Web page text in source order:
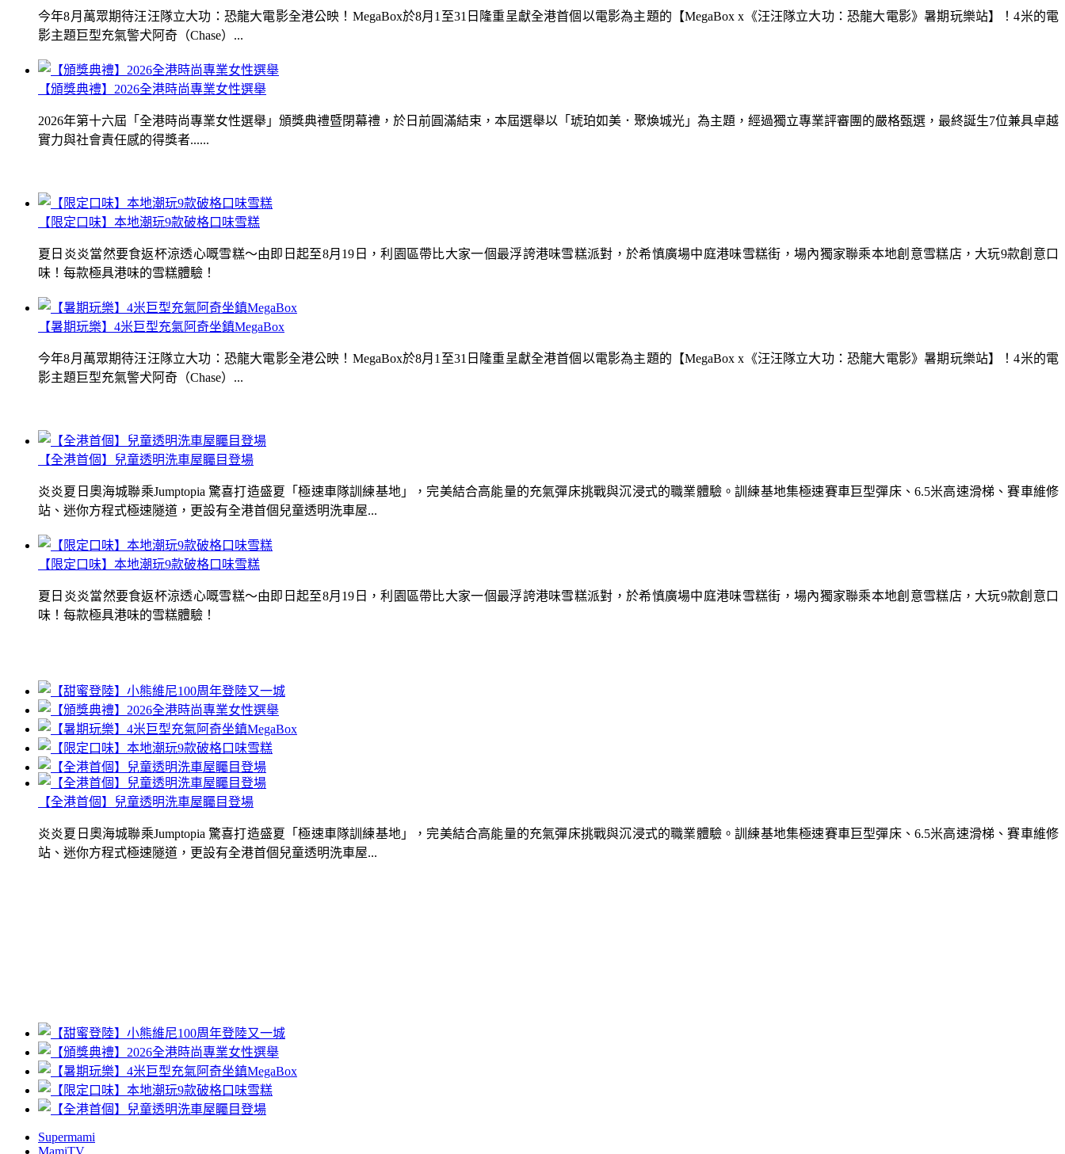
今年8月萬眾期待汪汪隊立大功：恐龍大電影全港公映！MegaBox於8月1至31日隆重呈獻全港首個以電影為主題的【MegaBox x《汪汪隊立大功：恐龍大電影》暑期玩樂站】！4米的電
影主題巨型充氣警犬阿奇（Chase）...
【限定口味】本地潮玩9款破格口味雪糕
夏日炎炎當然要食返杯涼透心嘅雪糕～由即日起至8月19日，利園區帶比大家一個最浮誇港味雪糕派對，於希慎廣場中庭港味雪糕街，場內獨家聯乘本地創意雪糕店，大玩9款創意口
味！每款極具港味的雪糕體驗！
【全港首個】兒童透明洗車屋矚目登場
炎炎夏日奧海城聯乘Jumptopia 驚喜打造盛夏「極速車隊訓練基地」，完美結合高能量的充氣彈床挑戰與沉浸式的職業體驗。訓練基地集極速賽車巨型彈床、6.5米高速滑梯、賽車維修
站、迷你方程式極速隧道，更設有全港首個兒童透明洗車屋...
【頒獎典禮】2026全港時尚專業女性選舉
2026年第十六屆「全港時尚專業女性選舉」頒獎典禮暨閉幕禮，於日前圓滿結束，本屆選舉以「琥珀如美．聚煥城光」為主題，經過獨立專業評審團的嚴格甄選，最終誕生7位兼具卓越
實力與社會責任感的得獎者......
【暑期玩樂】4米巨型充氣阿奇坐鎮MegaBox
今年8月萬眾期待汪汪隊立大功：恐龍大電影全港公映！MegaBox於8月1至31日隆重呈獻全港首個以電影為主題的【MegaBox x《汪汪隊立大功：恐龍大電影》暑期玩樂站】！4米的電
影主題巨型充氣警犬阿奇（Chase）...
【限定口味】本地潮玩9款破格口味雪糕
夏日炎炎當然要食返杯涼透心嘅雪糕～由即日起至8月19日，利園區帶比大家一個最浮誇港味雪糕派對，於希慎廣場中庭港味雪糕街，場內獨家聯乘本地創意雪糕店，大玩9款創意口
味！每款極具港味的雪糕體驗！
【全港首個】兒童透明洗車屋矚目登場
炎炎夏日奧海城聯乘Jumptopia 驚喜打造盛夏「極速車隊訓練基地」，完美結合高能量的充氣彈床挑戰與沉浸式的職業體驗。訓練基地集極速賽車巨型彈床、6.5米高速滑梯、賽車維修
站、迷你方程式極速隧道，更設有全港首個兒童透明洗車屋...
Supermami
MamiTV